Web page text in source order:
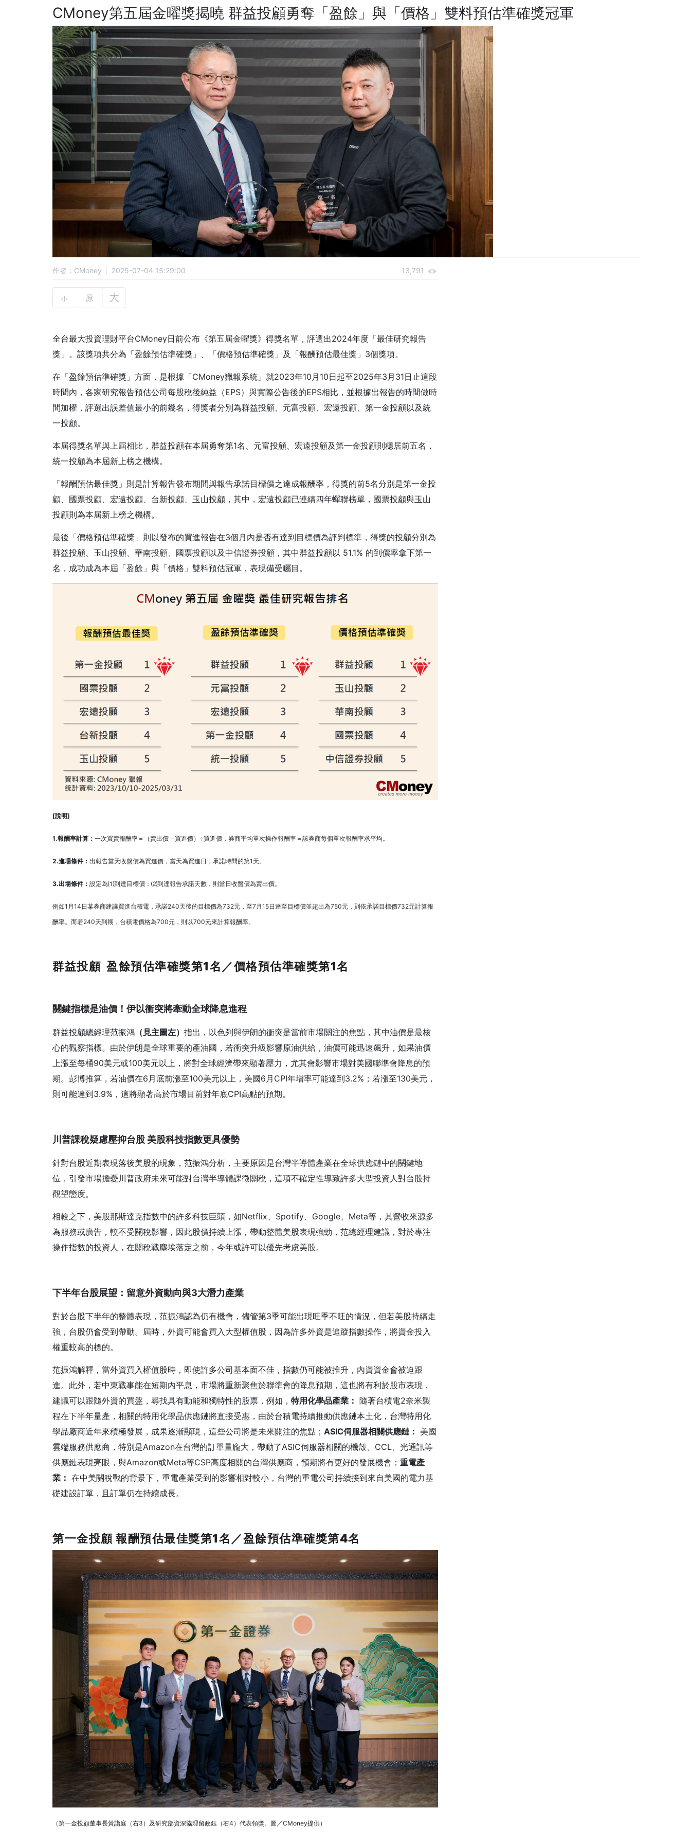
CMoney第五屆金曜獎揭曉 群益投顧勇奪「盈餘」與「價格」雙料預估準確獎冠軍
作者：CMoney 2025-07-04 15:29:00 13,791
小 原 大
全台最大投資理財平台CMoney日前公布《第五屆金曜獎》得獎名單，評選出2024年度「最佳研究報告
獎」。該獎項共分為「盈餘預估準確獎」、「價格預估準確獎」及「報酬預估最佳獎」3個獎項。
在「盈餘預估準確獎」方面，是根據「CMoney獵報系統」就2023年10月10日起至2025年3月31日止這段
時間內，各家研究報告預估公司每股稅後純益（EPS）與實際公告後的EPS相比，並根據出報告的時間做時
間加權，評選出誤差值最小的前幾名，得獎者分別為群益投顧、元富投顧、宏遠投顧、第一金投顧以及統
一投顧。
本屆得獎名單與上屆相比，群益投顧在本屆勇奪第1名、元富投顧、宏遠投顧及第一金投顧則穩居前五名，
統一投顧為本屆新上榜之機構。
「報酬預估最佳獎」則是計算報告發布期間與報告承諾目標價之達成報酬率，得獎的前5名分別是第一金投
顧、國票投顧、宏遠投顧、台新投顧、玉山投顧，其中，宏遠投顧已連續四年蟬聯榜單，國票投顧與玉山
投顧則為本屆新上榜之機構。
最後「價格預估準確獎」則以發布的買進報告在3個月內是否有達到目標價為評判標準，得獎的投顧分別為
群益投顧、玉山投顧、華南投顧、國票投顧以及中信證券投顧，其中群益投顧以 51.1% 的到價率拿下第一
名，成功成為本屆「盈餘」與「價格」雙料預估冠軍，表現備受矚目。
[說明]
1.報酬率計算： 一次買賣報酬率＝（賣出價－買進價）÷買進價，券商平均單次操作報酬率＝該券商每個單次報酬率求平均。
2.進場條件： 出報告當天收盤價為買進價，當天為買進日，承諾時間的第1天。
3.出場條件： 設定為⑴到達目標價；⑵到達報告承諾天數，則當日收盤價為賣出價。
例如1月14日某券商建議買進台積電，承諾240天後的目標價為732元，至7月15日達至目標價並超出為750元，則依承諾目標價732元計算報
酬率。而若240天到期，台積電價格為700元，則以700元來計算報酬率。
群益投顧 盈餘預估準確獎第1名／價格預估準確獎第1名
關鍵指標是油價！伊以衝突將牽動全球降息進程
群益投顧總經理范振鴻 （見主圖左） 指出，以色列與伊朗的衝突是當前市場關注的焦點，其中油價是最核
心的觀察指標。由於伊朗是全球重要的產油國，若衝突升級影響原油供給，油價可能迅速飆升，如果油價
上漲至每桶90美元或100美元以上，將對全球經濟帶來顯著壓力，尤其會影響市場對美國聯準會降息的預
期。彭博推算，若油價在6月底前漲至100美元以上，美國6月CPI年增率可能達到3.2%；若漲至130美元，
則可能達到3.9%，這將顯著高於市場目前對年底CPI高點的預期。
川普課稅疑慮壓抑台股 美股科技指數更具優勢
針對台股近期表現落後美股的現象，范振鴻分析，主要原因是台灣半導體產業在全球供應鏈中的關鍵地
位，引發市場擔憂川普政府未來可能對台灣半導體課徵關稅，這項不確定性導致許多大型投資人對台股持
觀望態度。
相較之下，美股那斯達克指數中的許多科技巨頭，如Netflix、Spotify、Google、Meta等，其營收來源多
為服務或廣告，較不受關稅影響，因此股價持續上漲，帶動整體美股表現強勁，范總經理建議，對於專注
操作指數的投資人，在關稅戰塵埃落定之前，今年或許可以優先考慮美股。
下半年台股展望：留意外資動向與3大潛力產業
對於台股下半年的整體表現，范振鴻認為仍有機會，儘管第3季可能出現旺季不旺的情況，但若美股持續走
強，台股仍會受到帶動。屆時，外資可能會買入大型權值股，因為許多外資是追蹤指數操作，將資金投入
權重較高的標的。
范振鴻解釋，當外資買入權值股時，即使許多公司基本面不佳，指數仍可能被推升，內資資金會被迫跟
進。此外，若中東戰事能在短期內平息，市場將重新聚焦於聯準會的降息預期，這也將有利於股市表現，
建議可以跟隨外資的買盤，尋找具有動能和獨特性的股票，例如， 特用化學品產業： 隨著台積電2奈米製
程在下半年量產，相關的特用化學品供應鏈將直接受惠，由於台積電持續推動供應鏈本土化，台灣特用化
學品廠商近年來積極發展，成果逐漸顯現，這些公司將是未來關注的焦點； ASIC伺服器相關供應鏈： 美國
雲端服務供應商，特別是Amazon在台灣的訂單量龐大，帶動了ASIC伺服器相關的機殼、CCL、光通訊等
供應鏈表現亮眼，與Amazon或Meta等CSP高度相關的台灣供應商，預期將有更好的發展機會； 重電產
業： 在中美關稅戰的背景下，重電產業受到的影響相對較小，台灣的重電公司持續接到來自美國的電力基
礎建設訂單，且訂單仍在持續成長。
第一金投顧 報酬預估最佳獎第1名／盈餘預估準確獎第4名
（第一金投顧董事長黃詣庭（右3）及研究部資深協理留政鈺（右4）代表領獎。圖／CMoney提供）